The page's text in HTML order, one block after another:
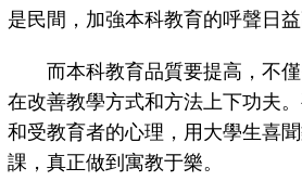
是民間，加強本科教育的呼聲日益
而本科教育品質要提高，不僅
在改善教學方式和方法上下功夫
和受教育者的心理，用大學生喜
課，真正做到寓教于樂。